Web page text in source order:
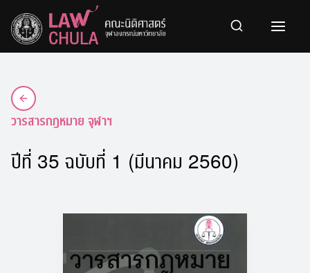
content
วารสารกฎหมาย จุฬาฯ
ปีที่ 35 ฉบับที่ 1 (มีนาคม 2560)